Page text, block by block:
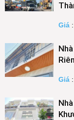
Giá :
Giá :